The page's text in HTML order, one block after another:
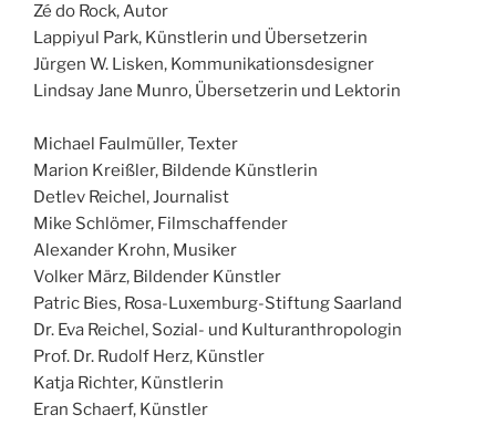
Zé do Rock, Autor
Lappiyul Park, Künstlerin und Übersetzerin
Jürgen W. Lisken, Kommunikationsdesigner
Lindsay Jane Munro, Übersetzerin und Lektorin
Michael Faulmüller, Texter
Marion Kreißler, Bildende Künstlerin
Detlev Reichel, Journalist
Mike Schlömer, Filmschaffender
Alexander Krohn, Musiker
Volker März, Bildender Künstler
Patric Bies, Rosa-Luxemburg-Stiftung Saarland
Dr. Eva Reichel, Sozial- und Kulturanthropologin
Prof. Dr. Rudolf Herz, Künstler
Katja Richter, Künstlerin
Eran Schaerf, Künstler